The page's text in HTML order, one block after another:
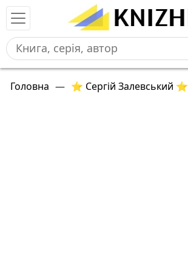
Головна — ⭐ Сергій Залевський ⭐